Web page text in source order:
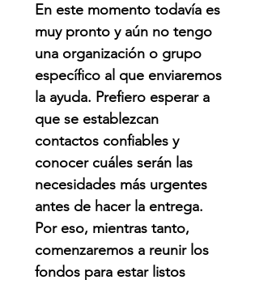
En este momento todavía es
muy pronto y aún no tengo
una organización o grupo
específico al que enviaremos
la ayuda. Prefiero esperar a
que se establezcan
contactos confiables y
conocer cuáles serán las
necesidades más urgentes
antes de hacer la entrega.
Por eso, mientras tanto,
comenzaremos a reunir los
fondos para estar listos